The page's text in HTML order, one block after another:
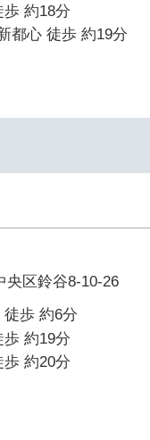
約18分
都心 徒歩 約19分
央区鈴谷8-10-26
歩 約6分
約19分
約20分